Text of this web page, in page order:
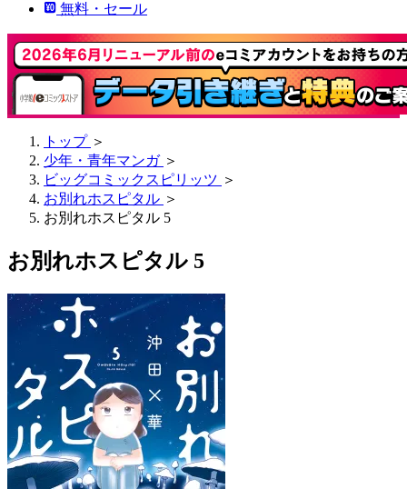
無料・セール
トップ ＞
少年・青年マンガ ＞
ビッグコミックスピリッツ ＞
お別れホスピタル ＞
お別れホスピタル 5
お別れホスピタル 5